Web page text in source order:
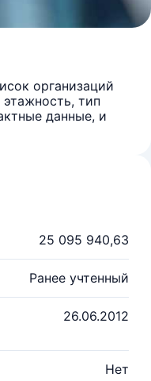
организаций
тип
данные, и
25 095 940,63
Ранее учтенный
26.06.2012
Нет